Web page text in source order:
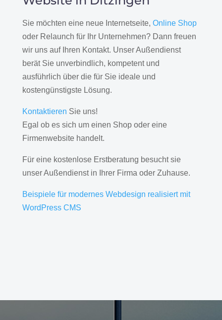
Sie möchten eine neue Internetseite, Online Shop
oder Relaunch für Ihr Unternehmen? Dann freuen
wir uns auf Ihren Kontakt. Unser Außendienst
berät Sie unverbindlich, kompetent und
ausführlich über die für Sie ideale und
kostengünstigste Lösung.
Kontaktieren Sie uns!
Egal ob es sich um einen Shop oder eine
Firmenwebsite handelt.
Für eine kostenlose Erstberatung besucht sie
unser Außendienst in Ihrer Firma oder Zuhause.
Beispiele für modernes Webdesign realisiert mit
WordPress CMS